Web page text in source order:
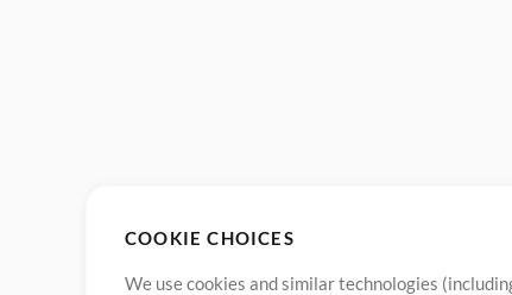
COOKIE CHOICES
We use cookies and similar technologies